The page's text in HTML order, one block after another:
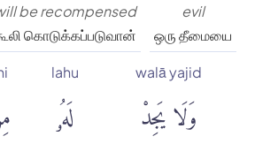
evil
ஒரு தீமையை
be recompensed
கொடுக்கப்படுவான்
walā yajid
وَلَا يَجِدْ
lahu
لَهُۥ